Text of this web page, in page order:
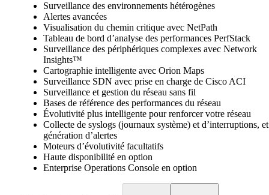
Surveillance des environnements hétérogènes
Alertes avancées
Visualisation du chemin critique avec NetPath
Tableau de bord d’analyse des performances PerfStack
Surveillance des périphériques complexes avec Network
Insights™
Cartographie intelligente avec Orion Maps
Surveillance SDN avec prise en charge de Cisco ACI
Surveillance et gestion du réseau sans fil
Bases de référence des performances du réseau
Évolutivité plus intelligente pour renforcer votre réseau
Collecte de syslogs (journaux système) et d’interruptions, et
génération d’alertes
Moteurs d’évolutivité facultatifs
Haute disponibilité en option
Enterprise Operations Console en option